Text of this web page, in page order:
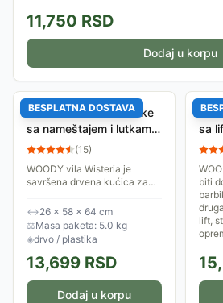
11,750 RSD
Dodaj u korpu
BESPLATNA DOSTAVA
WOODY Kućica za lutke
sa nameštajem i lutkama
Vila Wisteria 91873
(15)
WOODY vila Wisteria je
savršena drvena kućica za
nivoa, 2 balkona i stepenište.
Dolazi sa nameštajem za
dnevnu, spavaću...
↔26 × 58 × 64 cm
⚖Masa paketa: 5.0 kg
◈drvo / plastika
13,699 RSD
Dodaj u korpu
sa
biti
lift,